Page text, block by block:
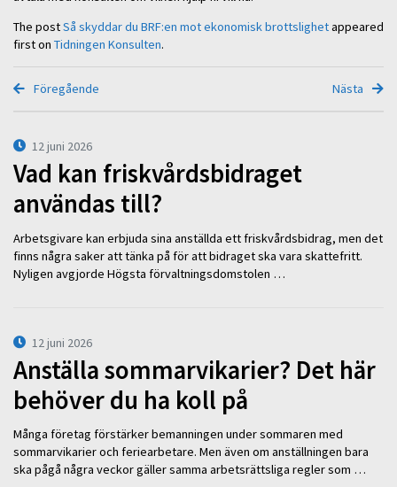
The postSå skyddar du BRF:en mot ekonomisk brottslighetappeared
first on Tidningen Konsulten.
Föregående Nästa
12 juni 2026
Vad kan friskvårdsbidraget
användas till?
Arbetsgivare kan erbjuda sina anställda ett friskvårdsbidrag, men det
finns några saker att tänka på för att bidraget ska vara skattefritt.
Nyligen avgjorde Högsta förvaltningsdomstolen …
12 juni 2026
Anställa sommarvikarier? Det här
behöver du ha koll på
Många företag förstärker bemanningen under sommaren med
sommarvikarier och feriearbetare. Men även om anställningen bara
ska pågå några veckor gäller samma arbetsrättsliga regler som …